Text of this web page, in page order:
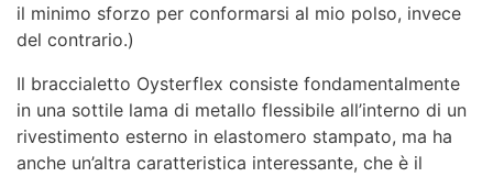
il minimo sforzo per conformarsi al mio polso, invece
del contrario.)
Il braccialetto Oysterflex consiste fondamentalmente
in una sottile lama di metallo flessibile all’interno di un
rivestimento esterno in elastomero stampato, ma ha
anche un’altra caratteristica interessante, che è il